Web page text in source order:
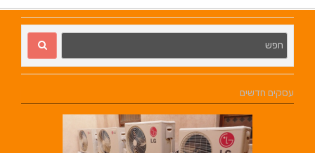
עסקים חדשים